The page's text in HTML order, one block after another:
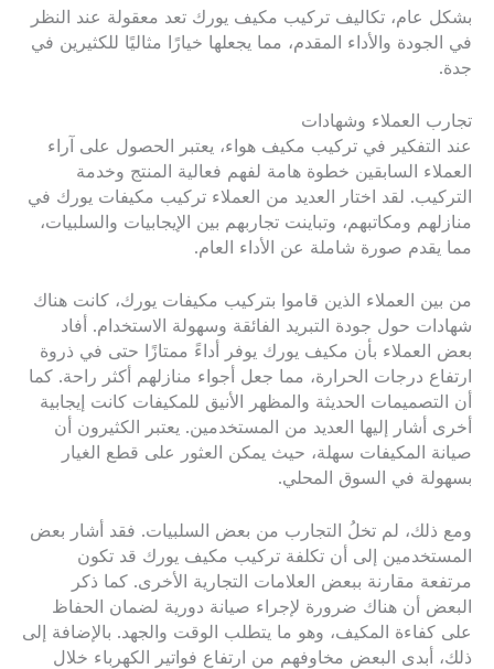
بشكل عام، تكاليف تركيب مكيف يورك تعد معقولة عند النظر
في الجودة والأداء المقدم، مما يجعلها خيارًا مثاليًا للكثيرين في
جدة.
تجارب العملاء وشهادات
عند التفكير في تركيب مكيف هواء، يعتبر الحصول على آراء
العملاء السابقين خطوة هامة لفهم فعالية المنتج وخدمة
التركيب. لقد اختار العديد من العملاء تركيب مكيفات يورك في
منازلهم ومكاتبهم، وتباينت تجاربهم بين الإيجابيات والسلبيات،
مما يقدم صورة شاملة عن الأداء العام.
من بين العملاء الذين قاموا بتركيب مكيفات يورك، كانت هناك
شهادات حول جودة التبريد الفائقة وسهولة الاستخدام. أفاد
بعض العملاء بأن مكيف يورك يوفر أداءً ممتازًا حتى في ذروة
ارتفاع درجات الحرارة، مما جعل أجواء منازلهم أكثر راحة. كما
أن التصميمات الحديثة والمظهر الأنيق للمكيفات كانت إيجابية
أخرى أشار إليها العديد من المستخدمين. يعتبر الكثيرون أن
صيانة المكيفات سهلة، حيث يمكن العثور على قطع الغيار
بسهولة في السوق المحلي.
ومع ذلك، لم تخلُ التجارب من بعض السلبيات. فقد أشار بعض
المستخدمين إلى أن تكلفة تركيب مكيف يورك قد تكون
مرتفعة مقارنة ببعض العلامات التجارية الأخرى. كما ذكر
البعض أن هناك ضرورة لإجراء صيانة دورية لضمان الحفاظ
على كفاءة المكيف، وهو ما يتطلب الوقت والجهد. بالإضافة إلى
ذلك، أبدى البعض مخاوفهم من ارتفاع فواتير الكهرباء خلال